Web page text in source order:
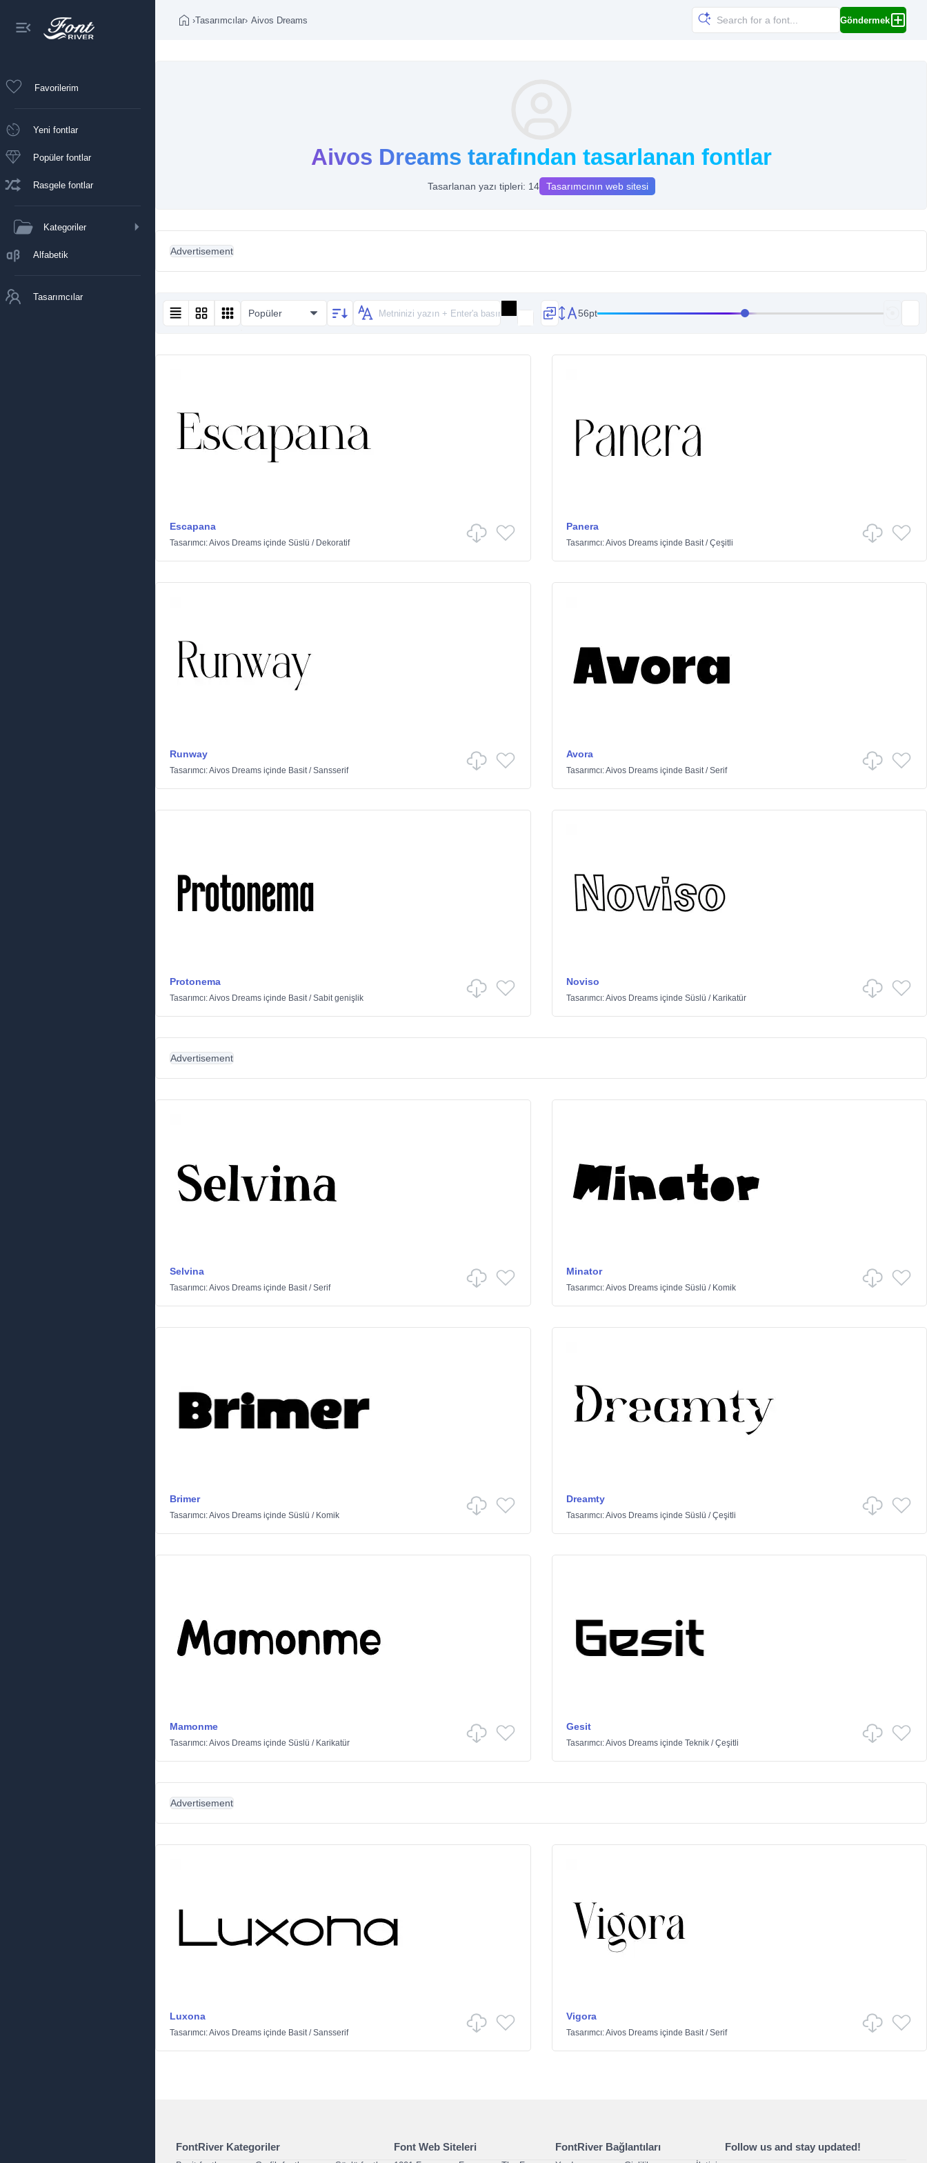
Favorilerim
Yeni fontlar
Popüler fontlar
Rasgele fontlar
Kategoriler
Alfabetik
Tasarımcılar
›Tasarımcılar› Aivos Dreams Göndermek
Aivos Dreams tarafından tasarlanan fontlar
Tasarlanan yazı tipleri: 14 Tasarımcının web sitesi
Advertisement
Popüler 56pt
Escapana
Tasarımcı:Aivos Dreams içinde Süslü / Dekoratif
Panera
Tasarımcı:Aivos Dreamsiçinde Basit/Çeşitli
Runway
Tasarımcı:Aivos Dreams içinde Basit/Sansserif
Avora
Tasarımcı:Aivos Dreamsiçinde Basit/Serif
Protonema
Tasarımcı:Aivos Dreams içinde Basit/Sabit genişlik
Noviso
Tasarımcı:Aivos Dreamsiçinde Süslü / Karikatür
Advertisement
Selvina
Tasarımcı:Aivos Dreams içinde Basit/Serif
Minator
Tasarımcı:Aivos Dreamsiçinde Süslü / Komik
Brimer
Tasarımcı:Aivos Dreams içinde Süslü / Komik
Dreamty
Tasarımcı:Aivos Dreamsiçinde Süslü /Çeşitli
Mamonme
Tasarımcı:Aivos Dreams içinde Süslü / Karikatür
Gesit
Tasarımcı:Aivos Dreamsiçinde Teknik/Çeşitli
Advertisement
Luxona
Tasarımcı:Aivos Dreams içinde Basit/Sansserif
Vigora
Tasarımcı:Aivos Dreamsiçinde Basit/Serif
FontRiver Kategoriler Font Web Siteleri FontRiver Bağlantıları Follow us and stay updated!